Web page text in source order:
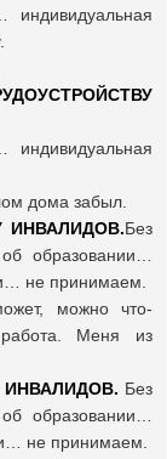
индивидуальная
индивидуальная
дома забыл.
ИНВАЛИДОВ.Без
образовании…
не принимаем.
можно что-
Меня из
Без
образовании…
не принимаем.